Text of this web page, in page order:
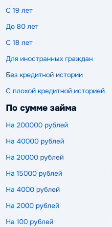
С 19 лет
До 80 лет
С 18 лет
Для иностранных граждан
Без кредитной истории
С плохой кредитной историей
По сумме займа
На 200000 рублей
На 40000 рублей
На 20000 рублей
На 15000 рублей
На 4000 рублей
На 2000 рублей
На 100 рублей